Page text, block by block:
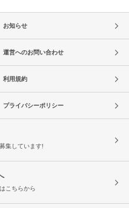
お知らせ
運営へのお問い合わせ
利用規約
プライバシーポリシー
集しています!
こちらから